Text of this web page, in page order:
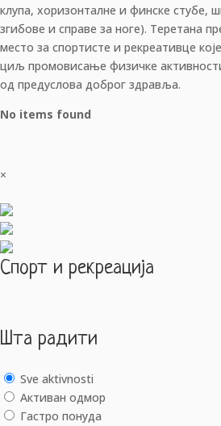
клупа, хоризонталне и финске стубе,
згибове и справе за ноге). Теретана
место за спортисте и рекреативце
циљ промовисање физичке
од предуслова доброг здравља.
No items found
×
Спорт и рекреација
Шта радити
Sve aktivnosti
Активан одмор
Гастро понуда